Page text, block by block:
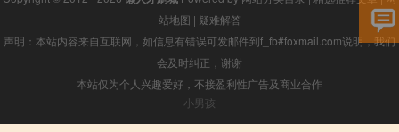
站地图 | 疑难解答
声明：本站内容来自互联网，如信息有错误可发邮件到f_fb#foxmail.com说明，我们
会及时纠正，谢谢
本站仅为个人兴趣爱好，不接盈利性广告及商业合作
小男孩